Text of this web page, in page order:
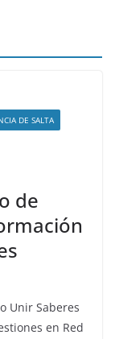
DE SALTA
de
Unir Saberes
en Red